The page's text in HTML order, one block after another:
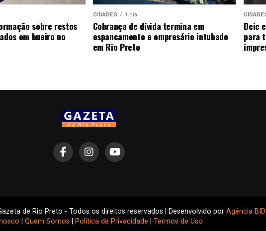
sobre restos
em bueiro no
CIDADES 1 dia
Cobrança de dívida termina em
espancamento e empresário intubado
em Rio Preto
Deic
para
de Rio Preto - Todos os direitos reservados | Desenvolvido por Agência BID
Quem Somos Política de Privacidade Termos de Uso